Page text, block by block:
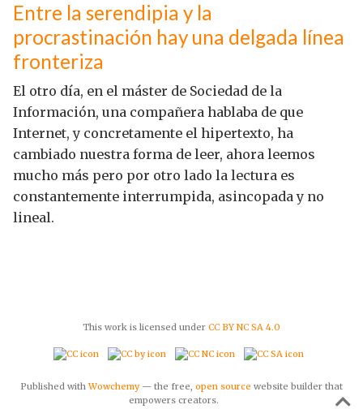
Entre la serendipia y la
procrastinación hay una delgada línea
fronteriza
El otro día, en el máster de Sociedad de la
Información, una compañera hablaba de que
Internet, y concretamente el hipertexto, ha
cambiado nuestra forma de leer, ahora leemos
mucho más pero por otro lado la lectura es
constantemente interrumpida, asincopada y no
lineal.
This work is licensed under CC BY NC SA 4.0
Published withWowchemy— the free, open source website builder that
empowers creators.